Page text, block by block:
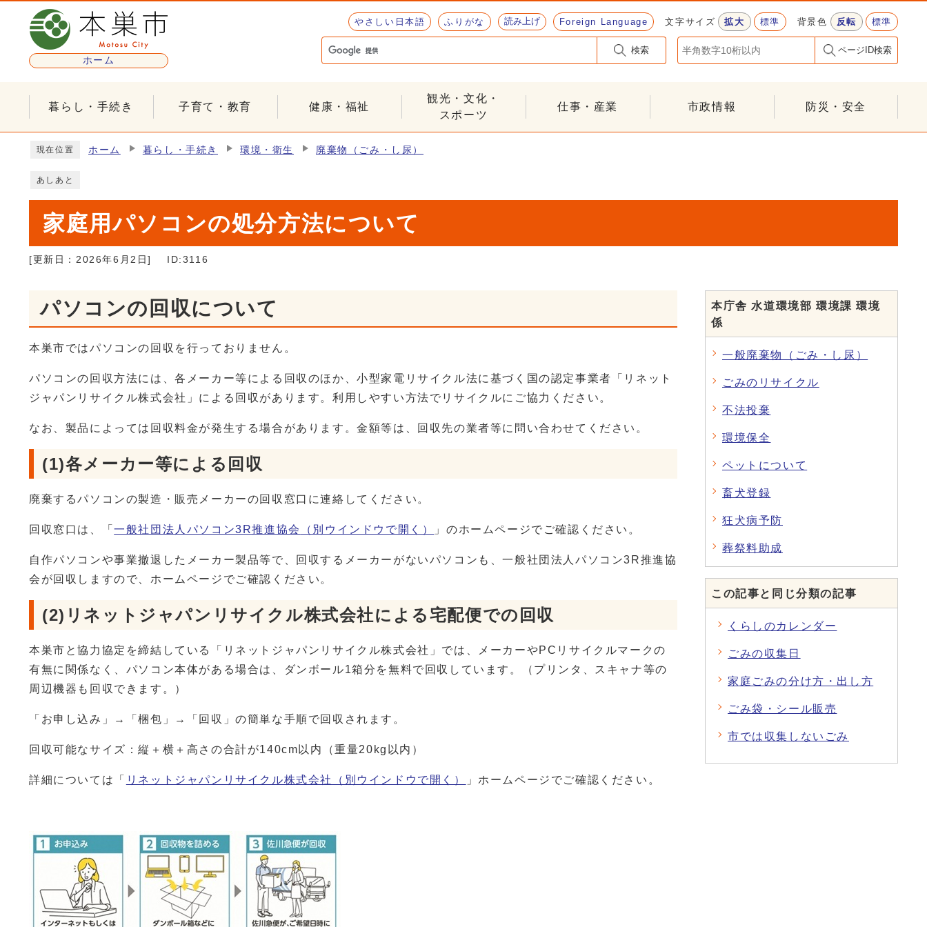
ページの先頭です
ホーム
やさしい日本語 ふりがな 読み上げ Foreign Language 文字サイズ 拡大 標準 背景色 反転 標準
検索 ページID検索
暮らし・手続き 子育て・教育 健康・福祉
観光・文化・
スポーツ
仕事・産業 市政情報 防災・安全
現在位置 ホーム 暮らし・手続き 環境・衛生 廃棄物（ごみ・し尿）
あしあと
家庭用パソコンの処分方法について
[更新日： 2026年6月2日] ID:3116
パソコンの回収について
本巣市ではパソコンの回収を行っておりません。
パソコンの回収方法には、各メーカー等による回収のほか、小型家電リサイクル法に基づく国の認定事業者「リネット
ジャパンリサイクル株式会社」による回収があります。利用しやすい方法でリサイクルにご協力ください。
なお、製品によっては回収料金が発生する場合があります。金額等は、回収先の業者等に問い合わせてください。
(1)各メーカー等による回収
廃棄するパソコンの製造・販売メーカーの回収窓口に連絡してください。
回収窓口は、「一般社団法人パソコン3R推進協会 （別ウインドウで開く） 」のホームページでご確認ください。
自作パソコンや事業撤退したメーカー製品等で、回収するメーカーがないパソコンも、一般社団法人パソコン3R推進協
会が回収しますので、ホームページでご確認ください。
(2)リネットジャパンリサイクル株式会社による宅配便での回収
本巣市と協力協定を締結している「リネットジャパンリサイクル株式会社」では、メーカーやPCリサイクルマークの
有無に関係なく、パソコン本体がある場合は、ダンボール1箱分を無料で回収しています。（プリンタ、スキャナ等の
周辺機器も回収できます。）
「お申し込み」→「梱包」→「回収」の簡単な手順で回収されます。
回収可能なサイズ：縦＋横＋高さの合計が140cm以内（重量20kg以内）
詳細については「 リネットジャパンリサイクル株式会社 （別ウインドウで開く） 」ホームページでご確認ください。
本庁舎 水道環境部 環境課 環境
係
一般廃棄物（ごみ・し尿）
ごみのリサイクル
不法投棄
環境保全
ペットについて
畜犬登録
狂犬病予防
葬祭料助成
この記事と同じ分類の記事
くらしのカレンダー
ごみの収集日
家庭ごみの分け方・出し方
ごみ袋・シール販売
市では収集しないごみ